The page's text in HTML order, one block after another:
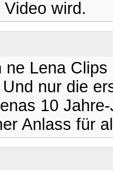
wird.
ne Lena
nur die
10
Anlass für